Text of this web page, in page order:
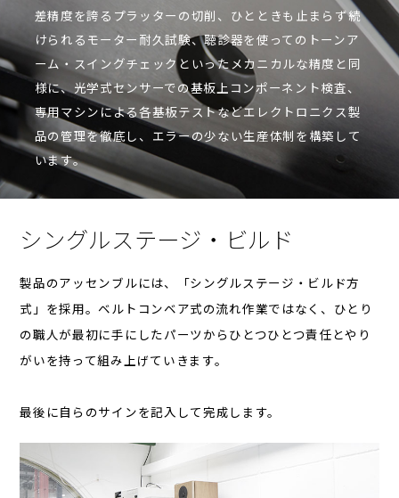
差精度を誇るプラッターの切削、ひとときも止まらず続
けられるモーター耐久試験、聴診器を使ってのトーンア
ーム・スイングチェックといったメカニカルな精度と同
様に、光学式センサーでの基板上コンポーネント検査、
専用マシンによる各基板テストなどエレクトロニクス製
品の管理を徹底し、エラーの少ない生産体制を構築して
います。
シングルステージ・ビルド
製品のアッセンブルには、「シングルステージ・ビルド方
式」を採用。ベルトコンベア式の流れ作業ではなく、ひとり
の職人が最初に手にしたパーツからひとつひとつ責任とやり
がいを持って組み上げていきます。
最後に自らのサインを記入して完成します。